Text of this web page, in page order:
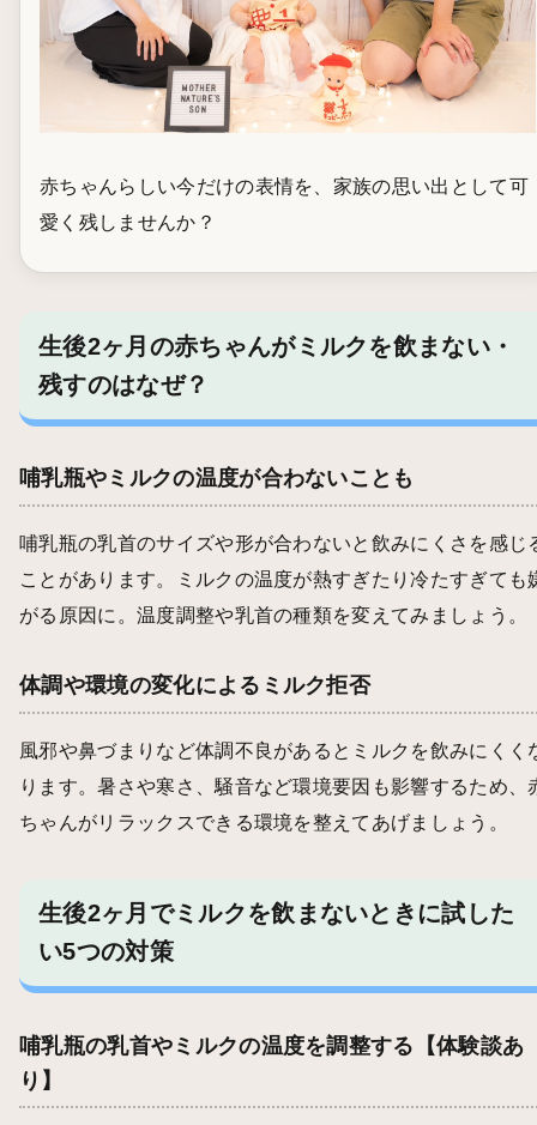
赤ちゃんらしい今だけの表情を、家族の思い出として可
愛く残しませんか？
生後2ヶ月の赤ちゃんがミルクを飲まない・
残すのはなぜ？
哺乳瓶やミルクの温度が合わないことも
哺乳瓶の乳首のサイズや形が合わないと飲みにくさを感じ
ことがあります。ミルクの温度が熱すぎたり冷たすぎても
がる原因に。温度調整や乳首の種類を変えてみましょう。
体調や環境の変化によるミルク拒否
風邪や鼻づまりなど体調不良があるとミルクを飲みにくく
ります。暑さや寒さ、騒音など環境要因も影響するため、
ちゃんがリラックスできる環境を整えてあげましょう。
生後2ヶ月でミルクを飲まないときに試した
い5つの対策
哺乳瓶の乳首やミルクの温度を調整する【体験談あ
り】